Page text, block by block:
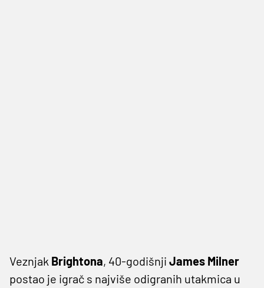
Veznjak Brightona, 40-godišnji James Milner
postao je igrač s najviše odigranih utakmica u